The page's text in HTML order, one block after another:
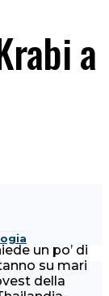
a
un po’ di
su mari
della